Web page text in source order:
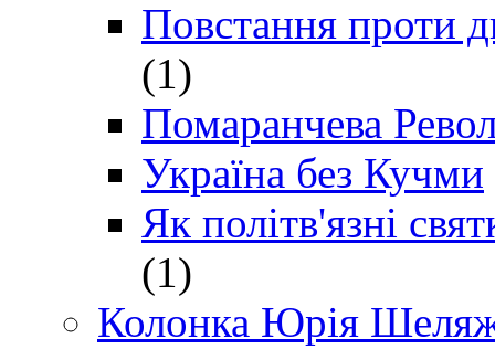
Повстання проти
(1)
Помаранчева
Україна без Кучми
Як політв'язні
(1)
Колонка Юрія